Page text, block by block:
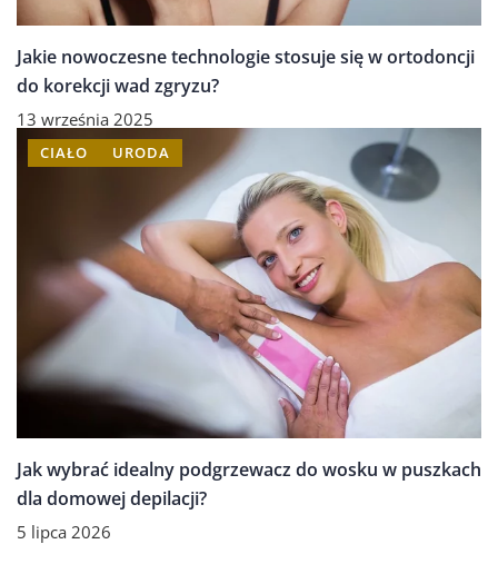
Jakie nowoczesne technologie stosuje się w ortodoncji
do korekcji wad zgryzu?
13 września 2025
CIAŁO URODA
Jak wybrać idealny podgrzewacz do wosku w puszkach
dla domowej depilacji?
5 lipca 2026